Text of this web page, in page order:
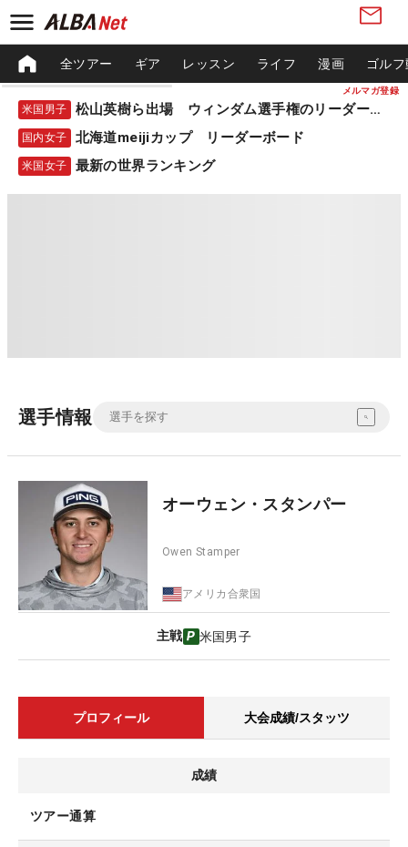
メルマガ登録
全ツアー ギア レッスン ライフ 漫画 ゴル
米国男子 松山英樹ら出場 ウィンダム選手権のリーダーボード
国内女子 北海道meijiカップ リーダーボード
米国女子 最新の世界ランキング
選手情報
オーウェン・スタンパー
Owen Stamper
アメリカ合衆国
主戦 米国男子
プロフィール 大会成績/スタッツ
成績
ツアー通算